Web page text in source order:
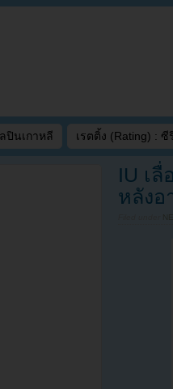
ปินเกาหลี เรตติ้ง (Rating) : ซี
IU เ
หลังอ